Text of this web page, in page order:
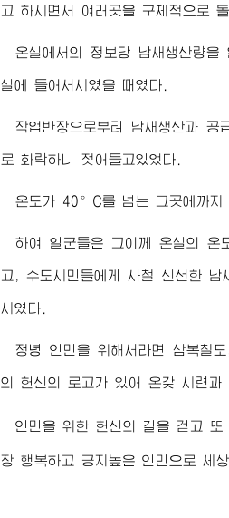
고 하시면서 여러곳을 구체적으로 돌
온실에서의 정보당 남새생산량
실에 들어서시였을 때였다.
작업반장으로부터 남새생산과 공
로 화락하니 젖어들고있었다.
온도가 40°C를 넘는 그곳에까지
하여 일군들은 그이께 온실의 온
고, 수도시민들에게 사철 신선한
시였다.
정녕 인민을 위해서라면 삼복철
의 헌신의 로고가 있어 온갖 시련과
인민을 위한 헌신의 길을 걷고 또
장 행복하고 긍지높은 인민으로 세